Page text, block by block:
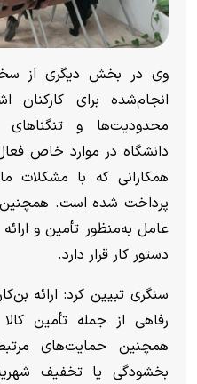
وی در بخش دیگری از
انجام‌شده برای کارکنان
محدودیت‌ها و
دانشگاه در موارد خاص
همکارانی که با مشکلات
پرداخت شده است. همچنین
عامل به‌منظور تأمین و
دستور کار قرار دارد.
سنگری تبیین کرد: ارائه
رفاهی از جمله تأمین
همچنین حمایت‌های
بخشودگی یا تخفیف شهریه